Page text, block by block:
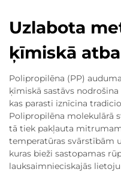
Uzlabota
ķīmiskā
Polipropilēna (PP)
ķīmiskā sastāvs
kas parasti iznīcina
Polipropilēna molekulārā
tā tiek pakļauta
temperatūras svārstībām
kuras bieži sastopamas
lauksaimnieciskajās